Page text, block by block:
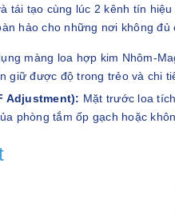
tái tạo cùng lúc 2 kênh tín
hảo cho những nơi không đủ
màng loa hợp kim Nhôm-
giữ được độ trong trẻo và chi
Adjustment): Mặt trước loa
phòng tắm ốp gạch hoặc